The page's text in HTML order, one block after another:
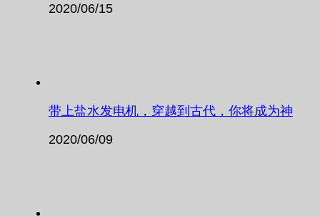
2020/06/15
带上盐水发电机，穿越到古代，你将成为神
2020/06/09